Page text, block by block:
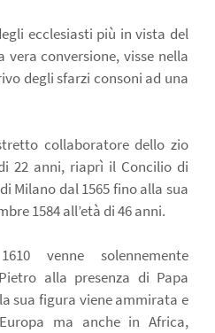
ecclesiasti più in vista del
conversione, visse nella
degli sfarzi consoni ad una
collaboratore dello zio
22 anni, riaprì il Concilio di
Milano dal 1565 fino alla sua
1584 all’età di 46 anni.
venne solennemente
alla presenza di Papa
sua figura viene ammirata e
ma anche in Africa,